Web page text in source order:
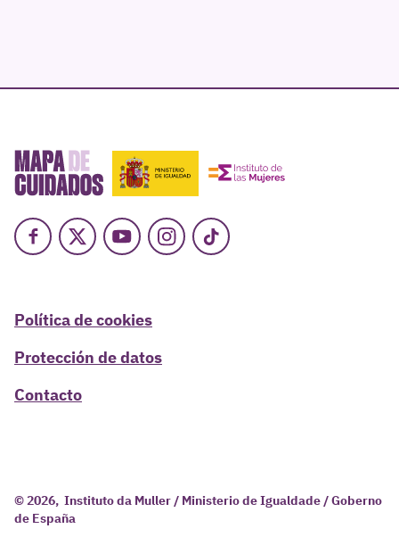
Facebook
X YoutubeInstagram
TikTok
Política de cookies
Protección de datos
Contacto
© 2026, Instituto da Muller / Ministerio de Igualdade / Goberno
de España